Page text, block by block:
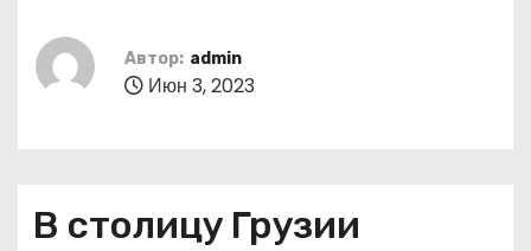
Автор: admin
Июн 3, 2023
В столицу Грузии